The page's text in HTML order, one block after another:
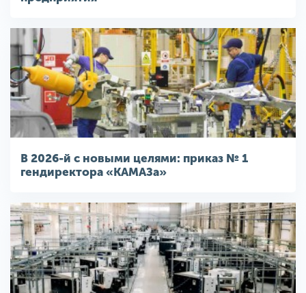
В 2026-й с новыми целями: приказ № 1
гендиректора «КАМАЗа»